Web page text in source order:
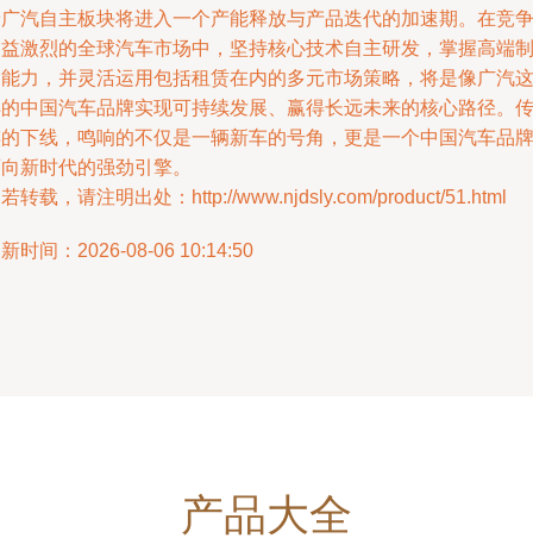
汽自主板块将进入一个产能释放与产品迭代的加速期。在竞争
激烈的全球汽车市场中，坚持核心技术自主研发，掌握高端制
力，并灵活运用包括租赁在内的多元市场策略，将是像广汽这
中国汽车品牌实现可持续发展、赢得长远未来的核心路径。传
下线，鸣响的不仅是一辆新车的号角，更是一个中国汽车品牌
新时代的强劲引擎。
转载，请注明出处：http://www.njdsly.com/product/51.html
时间：2026-08-06 10:14:50
产品大全